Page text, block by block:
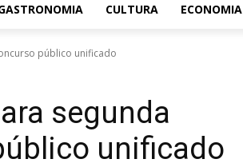
CULTURA ECONOMIA
público unificado
segunda
unificado